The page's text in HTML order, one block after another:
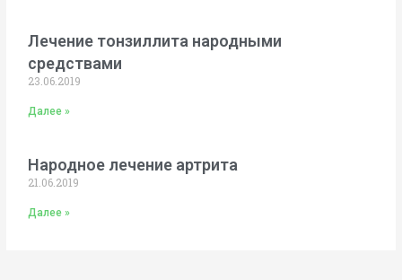
Лечение тонзиллита народными
средствами
23.06.2019
Далее »
Народное лечение артрита
21.06.2019
Далее »